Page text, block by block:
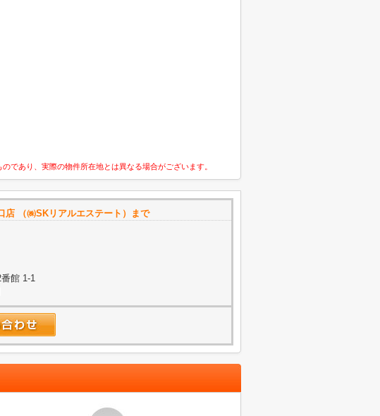
であり、実際の物件所在地とは異なる場合がございます。
店 （㈱SKリアルエステート）まで
館 1-1